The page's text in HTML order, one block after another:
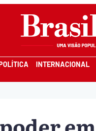
INTERNACIONAL